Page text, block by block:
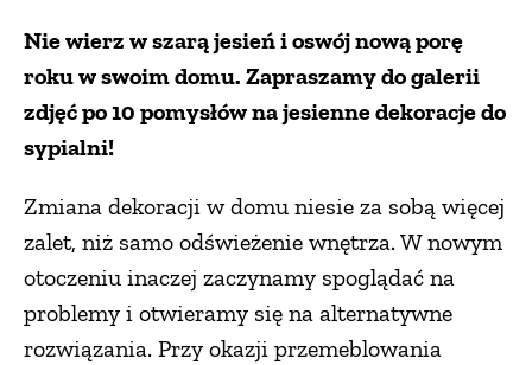
Nie wierz w szarą jesień i oswój nową porę
roku w swoim domu. Zapraszamy do galerii
zdjęć po 10 pomysłów na jesienne dekoracje do
sypialni!
Zmiana dekoracji w domu niesie za sobą więcej
zalet, niż samo odświeżenie wnętrza. W nowym
otoczeniu inaczej zaczynamy spoglądać na
problemy i otwieramy się na alternatywne
rozwiązania. Przy okazji przemeblowania